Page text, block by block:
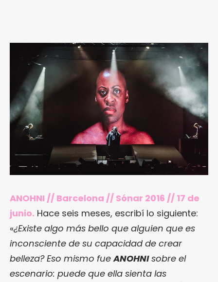
ANOHNI // Barcelona // Sónar 2016 // 17 de
junio. Hace seis meses, escribí lo siguiente:
«¿Existe algo más bello que alguien que es
inconsciente de su capacidad de crear
belleza? Eso mismo fueANOHNIsobre el
escenario: puede que ella sienta las